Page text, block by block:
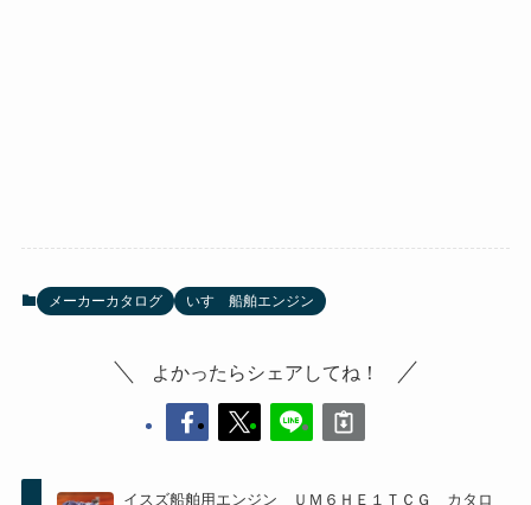
メーカーカタログ いすゞ船舶エンジン
よかったらシェアしてね！
イスズ船舶用エンジン ＵＭ６ＨＥ１ＴＣＧ カタロ